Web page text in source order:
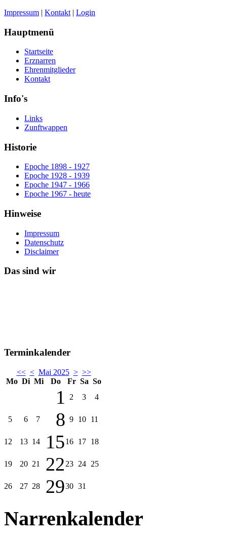
Impressum | Kontakt | Login
Hauptmenü
Startseite
Erznarren
Ehrenmitglieder
Kontakt
Info's
Links
Zunftwappen
Historie
Epoche 1898 - 1927
Epoche 1928 - 1939
Epoche 1947 - 1966
Epoche 1967 - heute
Hinweise
Impressum
Datenschutz
Disclaimer
Das sind wir
Terminkalender
<< < Mai 2025 > >>
Mo Di Mi Do Fr Sa So
1 2 3 4
5 6 7 8 9 10 11
12 13 14 1516 17 18
19 20 21 22 23 24 25
26 27 28 2930 31
Narrenkalender